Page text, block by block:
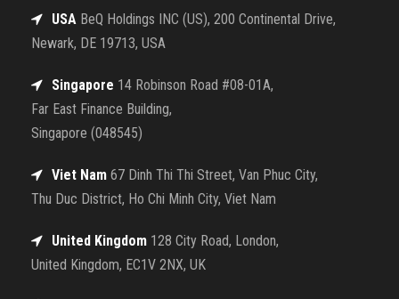
USA BeQ Holdings INC (US), 200 Continental Drive,
Newark, DE 19713, USA
Singapore 14 Robinson Road #08-01A,
Far East Finance Building,
Singapore (048545)
Viet Nam 67 Dinh Thi Thi Street, Van Phuc City,
Thu Duc District, Ho Chi Minh City, Viet Nam
United Kingdom 128 City Road, London,
United Kingdom, EC1V 2NX, UK